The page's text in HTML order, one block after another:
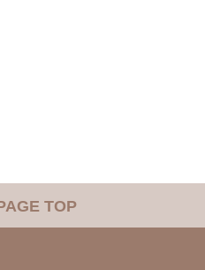
TOP